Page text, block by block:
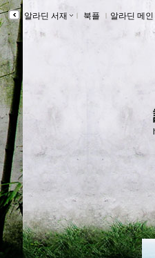
알라딘 서재 ｌ 북플 ｌ 알라딘 메인